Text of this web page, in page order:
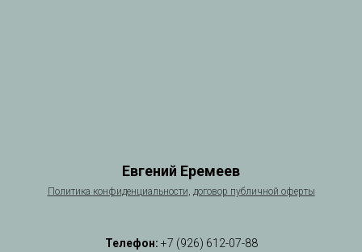
Евгений Еремеев
Политика конфиденциальности, договор публичной оферты
Телефон: +7 (926) 612-07-88